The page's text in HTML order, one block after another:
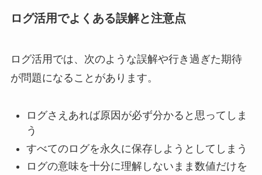
ログ活用でよくある誤解と注意点
ログ活用では、次のような誤解や行き過ぎた期待
が問題になることがあります。
ログさえあれば原因が必ず分かると思ってしま
う
すべてのログを永久に保存しようとしてしまう
ログの意味を十分に理解しないまま数値だけを